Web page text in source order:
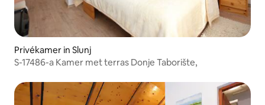
Privékamer in Slunj
S-17486-a Kamer met terras Donje Taborište,